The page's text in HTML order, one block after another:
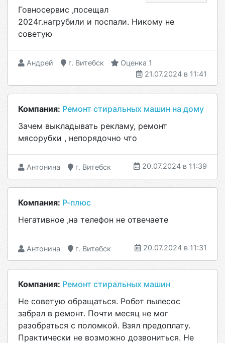
Говносервис ,посещал
2024г.нагрубили и поспали. Никому не
советую
Андрей г. Витебск
Оценка 1
21.07.2024 в 11:41
Компания: Ремонт стиральных машин на дому
Зачем выкладывать рекламу, ремонт
мясорубки , непорядочно что
Антонина г. Витебск 20.07.2024 в 11:39
Компания: Р-плюс
Негативное ,на телефон не отвечаете
Антонина г. Витебск 20.07.2024 в 11:31
Компания: Ремонт стиральных машин
Не советую обращаться. Робот пылесос
забрал в ремонт. Почти месяц не мог
разобраться с поломкой. Взял предоплату.
Практически не возможно дозвониться. Не